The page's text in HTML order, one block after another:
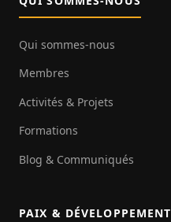
Qui sommes-nous
Membres
Activités & Projets
Formations
Blog & Communiqués
PAIX & DÉVELOPPEMENT